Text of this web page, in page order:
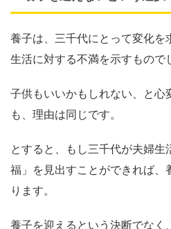
養子は、三千代にとって変化
生活に対する不満を示すもので
子供もいいかもしれない、と心
も、理由は同じです。
とすると、もし三千代が夫婦
福」を見出すことができれば、
ります。
養子を迎えるという決断でなく